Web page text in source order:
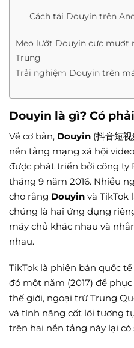
Cách tải Douyin trên
Mẹo lướt Douyin cực mượt
Trung
Trải nghiệm Douyin trên
Douyin là gì? Có
Về cơ bản, Douyin (抖音短
nền tảng mạng xã hội
được phát triển bởi công ty
tháng 9 năm 2016. Nhiều
cho rằng Douyin và TikTok
chúng là hai ứng dụng
máy chủ khác nhau và
nhau.
TikTok là phiên bản quốc
đó một năm (2017) để
thế giới, ngoại trừ Trung
và tính năng cốt lõi tương
trên hai nền tảng này lại có